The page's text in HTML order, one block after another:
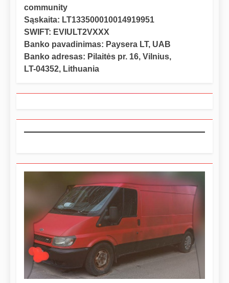
community
Sąskaita: LT133500010014919951
SWIFT: EVIULT2VXXX
Banko pavadinimas: Paysera LT, UAB
Banko adresas: Pilaitės pr. 16, Vilnius,
LT-04352, Lithuania